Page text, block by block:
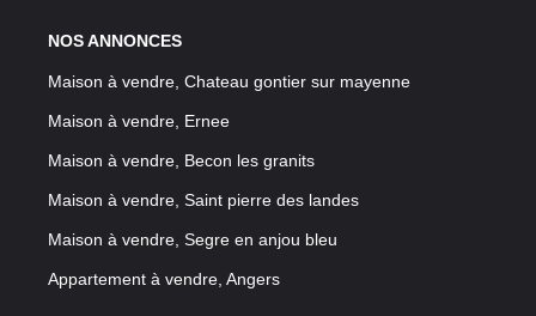
NOS ANNONCES
Maison à vendre, Chateau gontier sur mayenne
Maison à vendre, Ernee
Maison à vendre, Becon les granits
Maison à vendre, Saint pierre des landes
Maison à vendre, Segre en anjou bleu
Appartement à vendre, Angers